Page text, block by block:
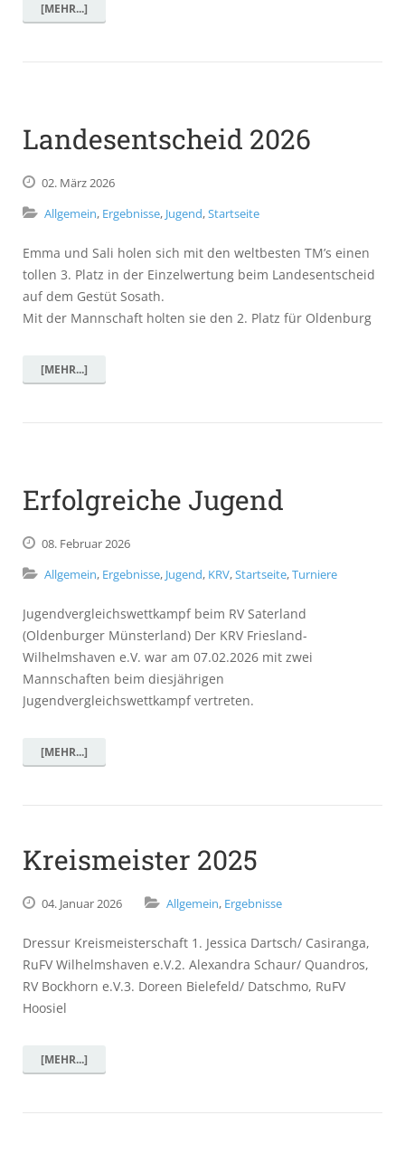
[MEHR...]
Landesentscheid 2026
02. März2026
Allgemein, Ergebnisse, Jugend,Startseite
Emma und Sali holen sich mit den weltbesten TM’s einen
tollen 3. Platz in der Einzelwertung beim Landesentscheid
auf dem Gestüt Sosath.
Mit der Mannschaft holten sie den 2. Platz für Oldenburg
[MEHR...]
Erfolgreiche Jugend
08. Februar2026
Allgemein, Ergebnisse, Jugend, KRV,Startseite,Turniere
Jugendvergleichswettkampf beim RV Saterland
(Oldenburger Münsterland) Der KRV Friesland-
Wilhelmshaven e.V. war am 07.02.2026 mit zwei
Mannschaften beim diesjährigen
Jugendvergleichswettkampf vertreten.
[MEHR...]
Kreismeister 2025
04. Januar2026 Allgemein, Ergebnisse
Dressur Kreismeisterschaft 1. Jessica Dartsch/ Casiranga,
RuFV Wilhelmshaven e.V.2. Alexandra Schaur/ Quandros,
RV Bockhorn e.V.3. Doreen Bielefeld/ Datschmo, RuFV
Hoosiel
[MEHR...]